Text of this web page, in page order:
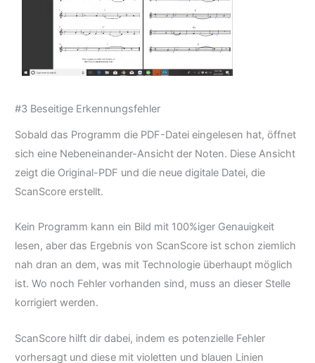
#3 Beseitige Erkennungsfehler
Sobald das Programm die PDF-Datei eingelesen hat, öffnet
sich eine Nebeneinander-Ansicht der Noten. Diese Ansicht
zeigt die Original-PDF und die neue digitale Datei, die
ScanScore erstellt.
Kein Programm kann ein Bild mit 100%iger Genauigkeit
lesen, aber das Ergebnis von ScanScore ist schon ziemlich
nah dran an dem, was mit Technologie überhaupt möglich
ist. Wo noch Fehler vorhanden sind, muss an dieser Stelle
korrigiert werden.
ScanScore hilft dir dabei, indem es potenzielle Fehler
vorhersagt und diese mit violetten und blauen Linien